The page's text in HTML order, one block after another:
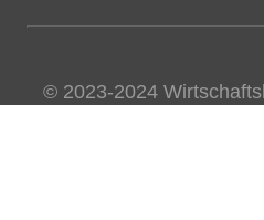
© 2023-2024